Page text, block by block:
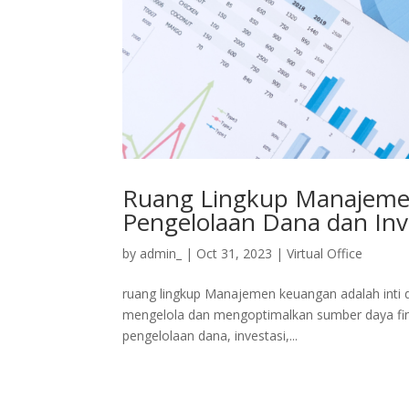
Ruang Lingkup
Pengelolaan Dana dan
by admin_ | Oct 31, 2023 |Virtual Office
ruang lingkup Manajemen keuangan adalah
mengelola dan mengoptimalkan sumber daya
pengelolaan dana, investasi,...